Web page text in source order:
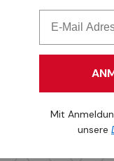
Mit
unsere